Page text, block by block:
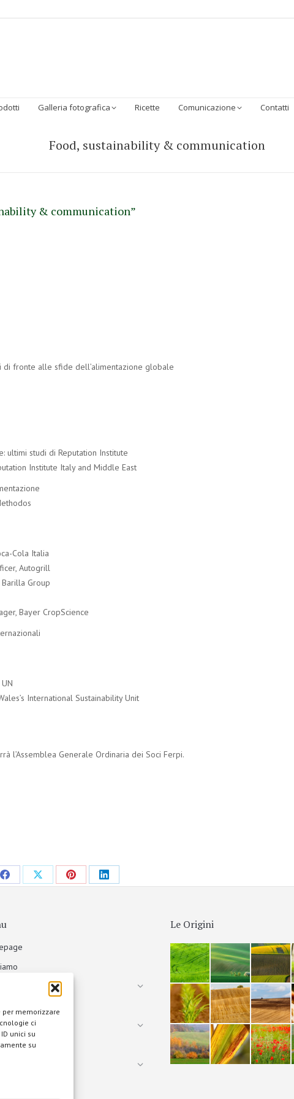
memorizzare
ci
unici su
su
Galleria fotografica Ricette Comunicazione Contatti
Food, sustainability & communication
& communication”
fronte alle sfide dell’alimentazione globale
ultimi studi di Reputation Institute
Institute Italy and Middle East
Cola Italia
Autogrill
Group
Bayer CropScience
International Sustainability Unit
l’Assemblea Generale Ordinaria dei Soci Ferpi.
fotografica
Le Origini